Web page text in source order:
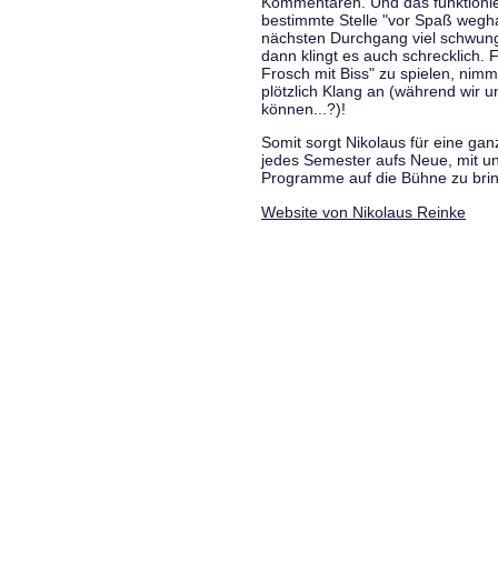
bestimmte Stelle "vor Spaß
nächsten Durchgang viel
dann klingt es auch schrecklich.
Frosch mit Biss" zu spielen,
plötzlich Klang an (während wir
können...?)!
Somit sorgt Nikolaus für eine
jedes Semester aufs Neue, mit
Programme auf die Bühne zu
Website von Nikolaus Reinke